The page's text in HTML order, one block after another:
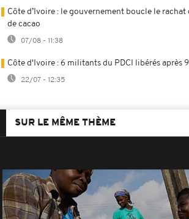
Côte d’Ivoire : le gouvernement boucle le
de cacao
07/08 - 11:38
Côte d'Ivoire : 6 militants du PDCI libérés après
22/07 - 12:35
SUR LE MÊME THÈME